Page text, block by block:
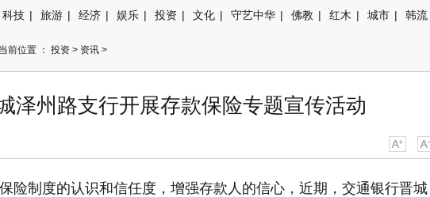
科技 | 旅游 | 经济 | 娱乐 | 投资 | 文化 | 守艺中华 | 佛教 | 红木 | 城市 | 韩流
当前位置 ： 投资 > 资讯 >
泽州路支行开展存款保险专题宣传活动
险制度的认识和信任度，增强存款人的信心，近期，交通银行晋城